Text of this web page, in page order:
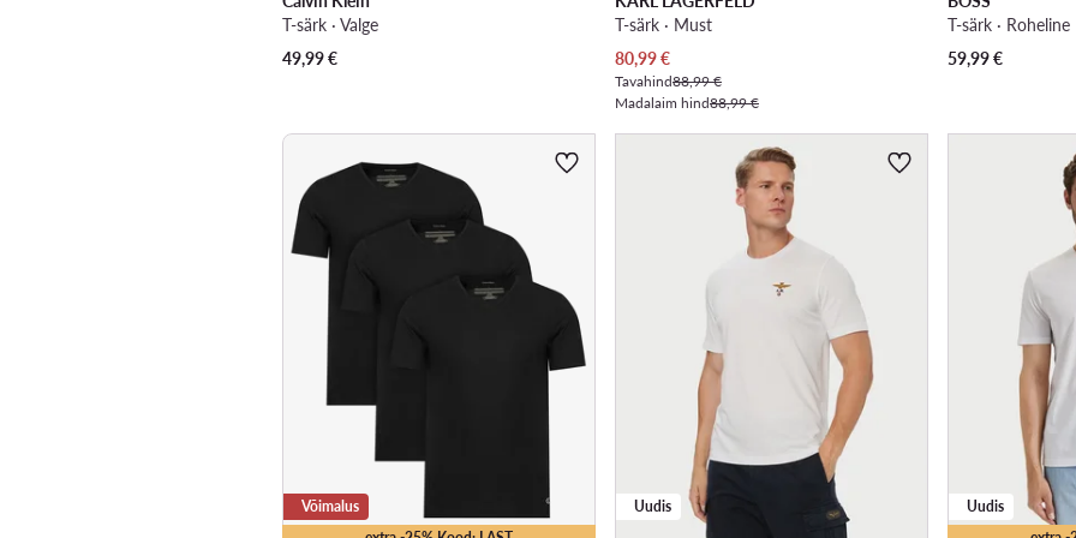
T-särk · Valge
49,99€
T-särk · Must
Praegune hind
80,99€
Tavahind88,99 €
Madalaim hind88,99 €
T-särk · Roheline
59,99€
Võimalus Uudis Uudis